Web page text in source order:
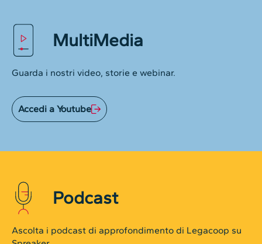
MultiMedia
Guarda i nostri video, storie e webinar.
Accedi a Youtube
Podcast
Ascolta i podcast di approfondimento di Legacoop su